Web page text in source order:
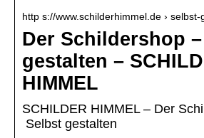
http s://www.schilderhimmel.de › selbst-
Der Schildershop
gestalten –
HIMMEL
SCHILDER HIMMEL – Der
Selbst gestalten